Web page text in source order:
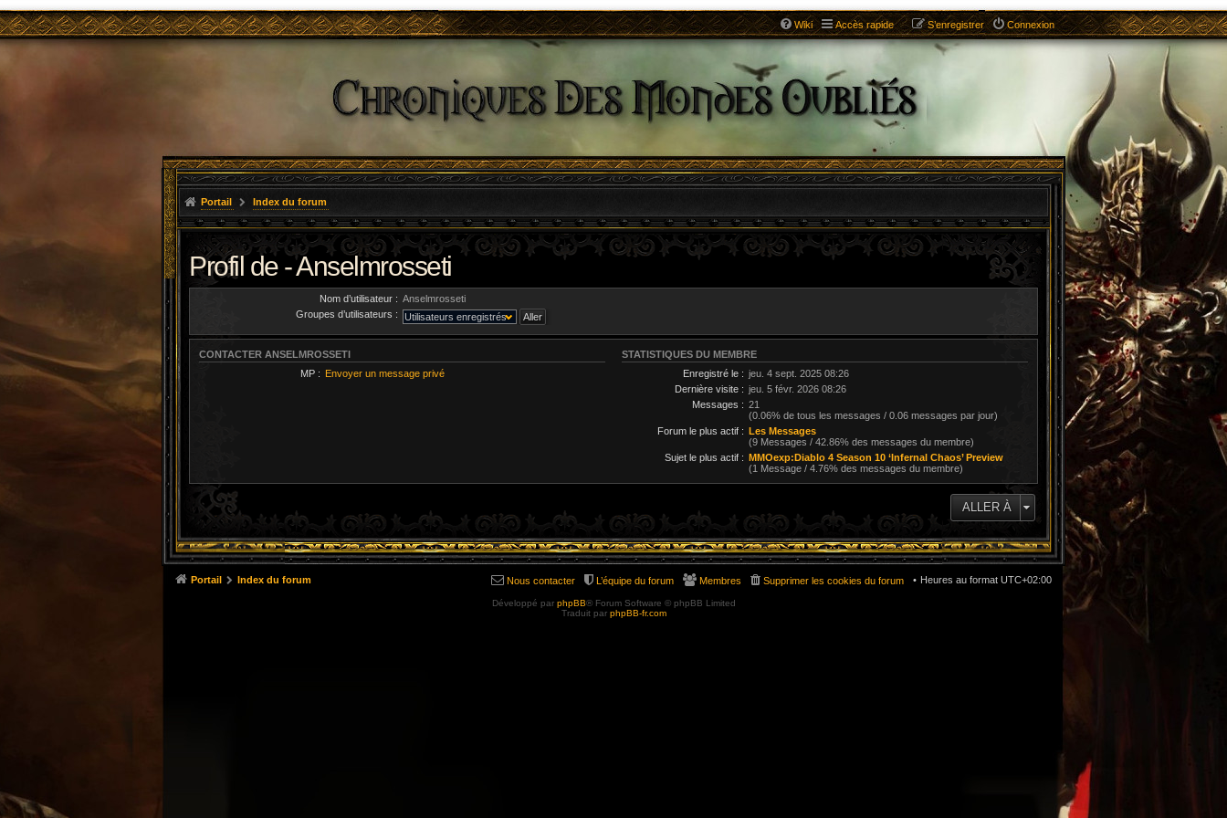
Wiki Accès rapide Connexion
S’enregistrer
Portail Index du forum
Profil de - Anselmrosseti
Nom d’utilisateur : Anselmrosseti
Groupes d’utilisateurs :
CONTACTER ANSELMROSSETI
MP : Envoyer un message privé
STATISTIQUES DU MEMBRE
Enregistré le : jeu. 4 sept. 2025 08:26
Dernière visite : jeu. 5 févr. 2026 08:26
Messages : 21
(0.06% de tous les messages / 0.06 messages par jour)
Forum le plus actif : Les Messages
(9 Messages / 42.86% des messages du membre)
Sujet le plus actif : MMOexp:Diablo 4 Season 10 ‘Infernal Chaos’ Preview
(1 Message / 4.76% des messages du membre)
ALLER À
Portail Index du forum Heures au format UTC+02:00
Supprimer les cookies du forum
Membres
L’équipe du forum
Nous contacter
Développé par phpBB® Forum Software © phpBB Limited
Traduit par phpBB-fr.com